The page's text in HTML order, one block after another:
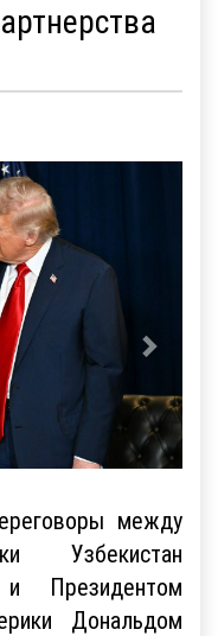
между
Узбекистан
Президентом
Дональдом